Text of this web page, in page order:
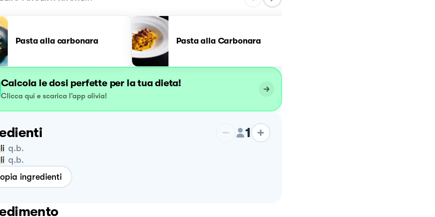
Pasta alla carbonara Pasta alla Carbonara
Calcola le dosi perfette per la tua dieta!
Clicca qui e scarica l’app olivia!
1
q.b.
q.b.
ingredienti